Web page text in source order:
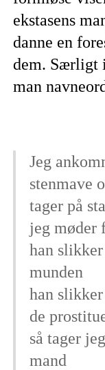
ekstasens
danne en
dem. Særligt
man
Jeg
stenmave
tager på
jeg møder
han
munden
han
de
så tager
mand